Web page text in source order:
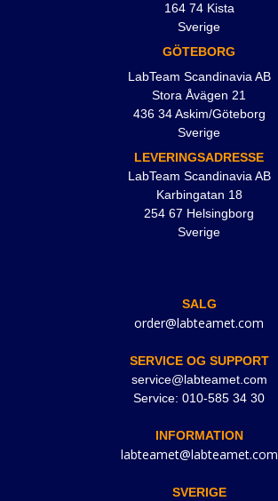
164 74 Kista
Sverige
GÖTEBORG
LabTeam Scandinavia AB
Stora Åvägen 21
436 34 Askim/Göteborg
Sverige
LEVERINGSADRESSE
LabTeam Scandinavia AB
Karbingatan 18
254 67 Helsingborg
Sverige
SALG
order@labteamet.com
SERVICE OG SUPPORT
service@labteamet.com
Service: 010-585 34 30
INFORMATION
labteamet@labteamet.com
SVERIGE